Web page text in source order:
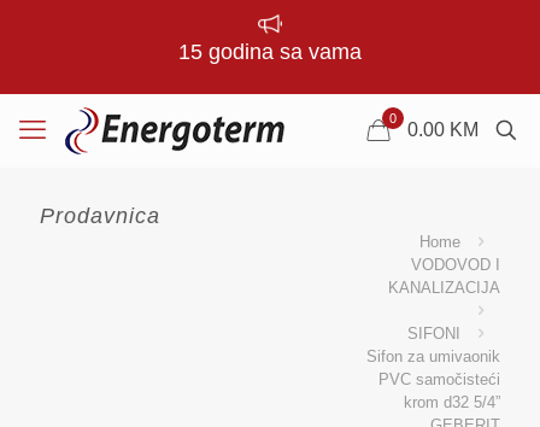
15 godina sa vama
0
0.00 KM
Prodavnica
Home
VODOVOD I
KANALIZACIJA
SIFONI
Sifon za umivaonik
PVC samočisteći
krom d32 5/4”